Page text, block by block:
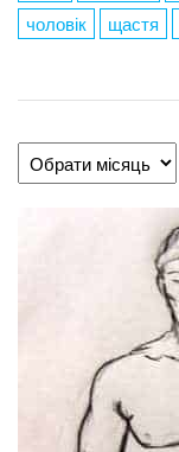
чоловік
щастя
Архіви